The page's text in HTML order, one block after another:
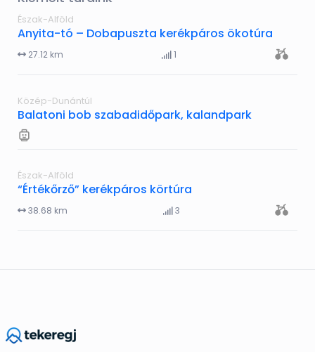
Észak-Alföld
Anyita-tó – Dobapuszta kerékpáros ökotúra
27.12 km 1
Közép-Dunántúl
Balatoni bob szabadidőpark, kalandpark
Észak-Alföld
“Értékőrző” kerékpáros körtúra
38.68 km 3